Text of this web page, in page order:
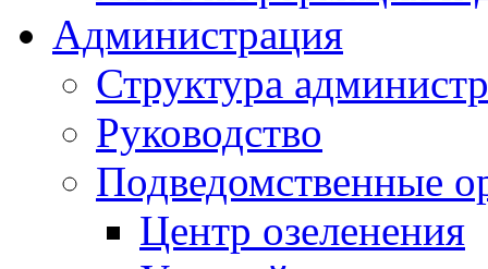
Администрация
Структура
Руководство
Подведомственные
Центр озеленения